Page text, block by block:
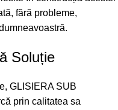
fără probleme,
Soluție
GLISIERA SUB
prin calitatea sa